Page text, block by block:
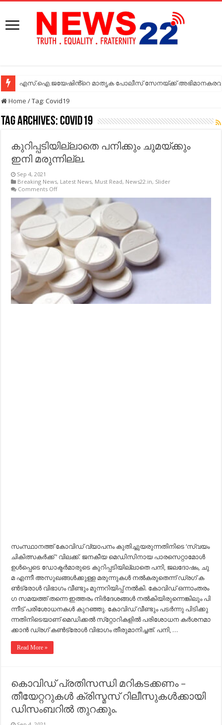
എസ്.ഐ.ജയേഷിൻ്റെ മാതൃക പോലീസ് സേനയ്ക്ക്
എസ്.ഐ.ജയേഷിൻ്റെ മാതൃക പോലീസ് സേനയ്ക്ക്
Home /Tag:Covid19
Tag Archives:Covid19
കു​റി​പ്പ​ടി​യി​ല്ലാ​തെ പ​നി​ക്കും ചു​മ​യ്ക്കും
ഇനി മ​രു​ന്നി​ല്ല.
Sep 4, 2021
Breaking News, Latest News, Must Read, News22.in, Slider
Comments Offon
റി​
യി​
ല്ലാ​
തെ
പ​
നി​
ക്കും
ചു​
മ​
യ്ക്കും
ഇനി
മ​
സം​സ്ഥാ​ന​ത്ത് കോ​വി​ഡ് വ്യാ​പ​നം കു​തി​ച്ചു​യ​രു​ന്ന​തി​നി​ടെ ‘സ്വ​യം
ചി​കി​ത്സ​ക​ര്‍​ക്ക് ‘ വി​ല​ക്ക്. ജ​ന​കീ​യ മെ​ഡി​സി​നാ​യ പാ​ര​സെ​റ്റാ​മോ​ള്‍
ഉ​ള്‍​പ്പെ​ടെ ഡോ​ക്ട​ര്‍​മാ​രു​ടെ കു​റി​പ്പ​ടി​യി​ല്ലാ​തെ പ​നി, ജ​ല​ദോ​ഷം, ചു​
മ എ​ന്നീ അ​സു​ഖ​ങ്ങ​ള്‍​ക്കു​ള്ള മ​രു​ന്നു​ക​ള്‍ ന​ല്‍​ക​രു​തെ​ന്ന് ഡ്ര​ഗ് ക​
ണ്‍​ട്രോ​ള്‍ വി​ഭാ​ഗം വീ​ണ്ടും മു​ന്ന​റി​യി​പ്പ് ന​ല്‍​കി. കോ​വി​ഡ് ഒ​ന്നാം​ത​രം​
ഗ സ​മ​യ​ത്ത് ത​ന്നെ ഇ​ത്ത​രം നി​ര്‍​ദേ​ശ​ങ്ങ​ള്‍ ന​ല്‍​കി​യി​രു​ന്നെ​ങ്കി​ലും പി​
ന്നീ​ട് പ​രി​ശോ​ധ​ന​ക​ള്‍ കു​റ​ഞ്ഞു. കോ​വി​ഡ് വീ​ണ്ടും പ​ട​ര്‍​ന്നു പി​ടി​ക്കു​
ന്ന​തി​നി​ടെ​യാ​ണ് മെ​ഡി​ക്ക​ല്‍ സ്‌​റ്റോ​റി​ക​ളി​ല്‍ പ​രി​ശോ​ധ​ന ക​ര്‍​ശ​ന​മാ​
ക്കാ​ന്‍ ഡ്ര​ഗ് ക​ണ്‍​ട്രോ​ള്‍ വി​ഭാ​ഗം തീ​രു​മാ​നി​ച്ച​ത്. പ​നി, …
Read More »
കൊവിഡ് പ്രതിസന്ധി മറികടക്കണം –
തീയേറ്ററുകള്‍ ക്രിസ്മസ് റിലീസുകള്‍ക്കായി
ഡിസംബറില്‍ തുറക്കും.